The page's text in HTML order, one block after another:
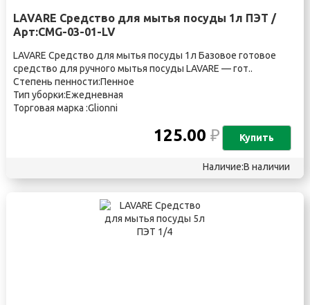
LAVARE Средство для мытья посуды 1л ПЭТ /
Арт:CMG-03-01-LV
LAVARE Средство для мытья посуды 1л Базовое готовое
средство для ручного мытья посуды LAVARE — гот..
Степень пенности:Пенное
Тип уборки:Ежедневная
Торговая марка :Glionni
125.00₽ Купить
Наличие:В наличии